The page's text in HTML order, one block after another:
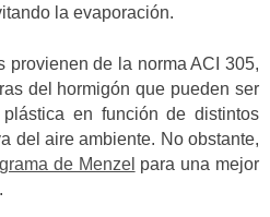
la evaporación.
provienen de la norma ACI 305,
del hormigón que pueden ser
en función de distintos
del aire ambiente. No obstante,
de Menzel para una mejor